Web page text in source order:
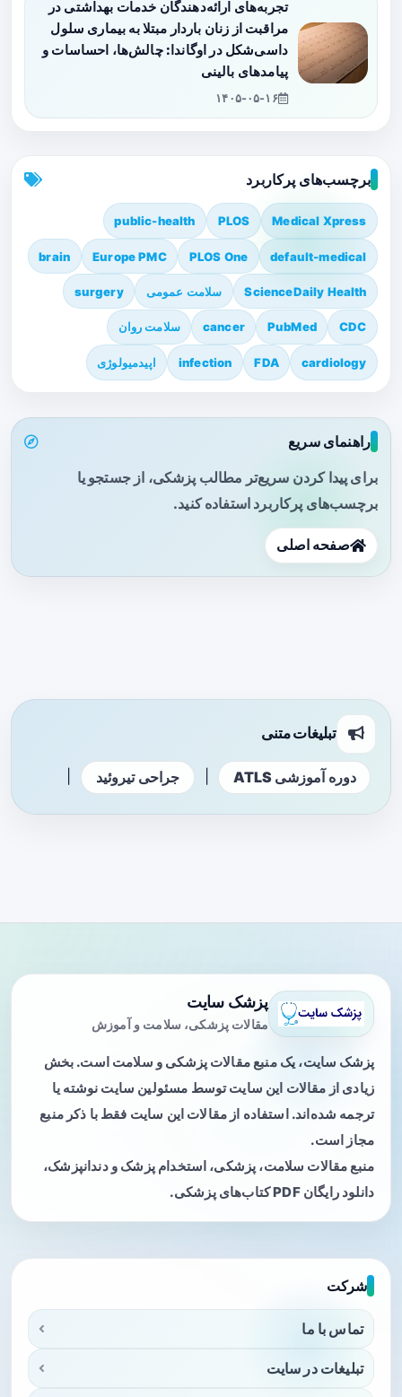
تجربه‌های ارائه‌دهندگان خدمات بهداشتی در
مراقبت از زنان باردار مبتلا به بیماری سلول
داسی‌شکل در اوگاندا: چالش‌ها، احساسات و
پیامدهای بالینی
۱۴۰۵-۰۵-۱۶
برچسب‌های پرکاربرد
Medical Xpress
PLOS
public-health
default-medical
PLOS One
Europe PMC
brain
ScienceDaily Health سلامت عمومی surgery
CDC
PubMed
cancer سلامت روان
cardiology
FDA
infection اپیدمیولوژی
راهنمای سریع
برای پیدا کردن سریع‌تر مطالب پزشکی، از جستجو یا
برچسب‌های پرکاربرد استفاده کنید.
صفحه اصلی
تبلیغات متنی
دوره آموزشی ATLS جراحی تیروئید
پزشک سایت
مقالات پزشکی، سلامت و آموزش
پزشک سایت، یک منبع مقالات پزشکی و سلامت است. بخش
زیادی از مقالات این سایت توسط مسئولین سایت نوشته یا
ترجمه شده‌اند. استفاده از مقالات این سایت فقط با ذکر منبع
مجاز است.
منبع مقالات سلامت، پزشکی، استخدام پزشک و دندانپزشک،
دانلود رایگان PDF کتاب‌های پزشکی.
شرکت
تماس با ما
تبلیغات در سایت